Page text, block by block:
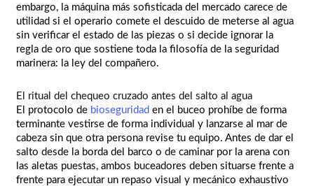
embargo, la máquina más sofisticada del mercado carece de
utilidad si el operario comete el descuido de meterse al agua
sin verificar el estado de las piezas o si decide ignorar la
regla de oro que sostiene toda la filosofía de la seguridad
marinera: la ley del compañero.
El ritual del chequeo cruzado antes del salto al agua
El protocolo de bioseguridad en el buceo prohíbe de forma
terminante vestirse de forma individual y lanzarse al mar de
cabeza sin que otra persona revise tu equipo. Antes de dar el
salto desde la borda del barco o de caminar por la arena con
las aletas puestas, ambos buceadores deben situarse frente a
frente para ejecutar un repaso visual y mecánico exhaustivo